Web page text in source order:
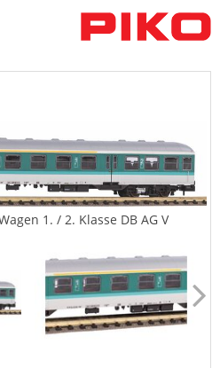
1. / 2. Klasse DB AG V